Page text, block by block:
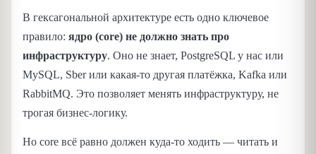
В гексагональной архитектуре есть одно ключевое
правило: ядро (core) не должно знать про
инфраструктуру. Оно не знает, PostgreSQL у нас или
MySQL, Sber или какая-то другая платёжка, Kafka или
RabbitMQ. Это позволяет менять инфраструктуру, не
трогая бизнес-логику.
Но core всё равно должен куда-то ходить — читать и